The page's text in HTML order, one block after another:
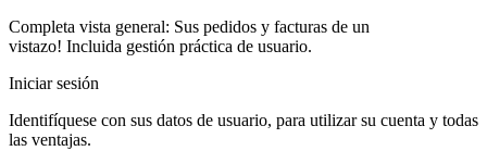
Completa vista general: Sus pedidos y facturas de un
vistazo! Incluida gestión práctica de usuario.
Iniciar sesión
Identifíquese con sus datos de usuario, para utilizar su cuenta y todas
las ventajas.